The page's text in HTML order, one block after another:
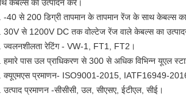
केबल्स का उत्पादन करें।
-40 से 200 डिग्री तापमान के तापमान रेंज के साथ केबल्स
30V से 1200V DC तक वोल्टेज रेंज वाले केबल्स का
ज्वलनशीलता रेटिंग - VW-1, FT1, FT2।
हमारे पास उल प्राधिकरण से 300 से अधिक विभिन्न यूएल
क्यूएमएस प्रमाणन- ISO9001-2015, IATF16949-
उत्पाद प्रमाणन -सीसीसी, उल, सीएसए, ईटीएल, सीई।